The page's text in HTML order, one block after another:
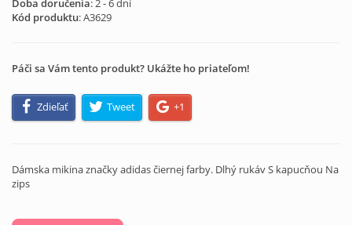
Doba doručenia: 2 - 6 dní
Kód produktu:A3629
Páči sa Vám tento produkt? Ukážte ho priateľom!
Zdieľať Tweet +1
Dámska mikina značky adidas čiernej farby. Dlhý rukáv S kapucňou Na
zips